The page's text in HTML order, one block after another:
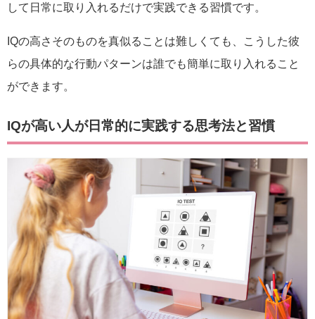
して日常に取り入れるだけで実践できる習慣です。
IQの高さそのものを真似ることは難しくても、こうした彼
らの具体的な行動パターンは誰でも簡単に取り入れること
ができます。
IQが高い人が日常的に実践する思考法と習慣